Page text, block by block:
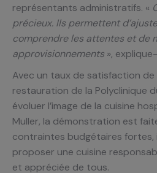
représentants administratifs. «
précieux. Ils permettent
comprendre les attentes et de
approvisionnements »,
Avec un taux de satisfaction de
restauration de la Polyclinique
évoluer l’image de la cuisine
Muller, la démonstration est
contraintes budgétaires fortes,
proposer une cuisine
et appréciée de tous.